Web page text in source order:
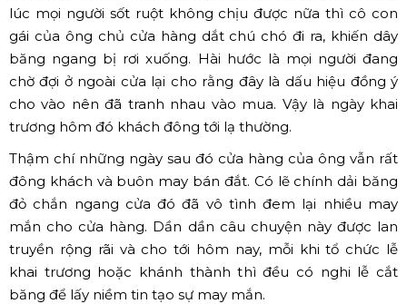
lúc mọi người sốt ruột không chịu được nữa thì cô con
gái của ông chủ cửa hàng dắt chú chó đi ra, khiến dây
băng ngang bị rơi xuống. Hài hước là mọi người đang
chờ đợi ở ngoài cửa lại cho rằng đây là dấu hiệu đồng ý
cho vào nên đã tranh nhau vào mua. Vậy là ngày khai
trương hôm đó khách đông tới lạ thường.
Thậm chí những ngày sau đó cửa hàng của ông vẫn rất
đông khách và buôn may bán đắt. Có lẽ chính dải băng
đỏ chắn ngang cửa đó đã vô tình đem lại nhiều may
mắn cho cửa hàng. Dần dần câu chuyện này được lan
truyền rộng rãi và cho tới hôm nay, mỗi khi tổ chức lễ
khai trương hoặc khánh thành thì đều có nghi lễ cắt
băng để lấy niềm tin tạo sự may mắn.